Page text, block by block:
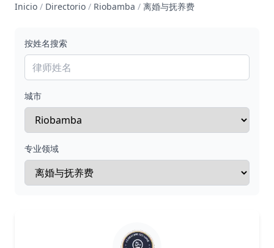
Inicio / Directorio / Riobamba / 离婚与抚养费
按姓名搜索
城市
专业领域